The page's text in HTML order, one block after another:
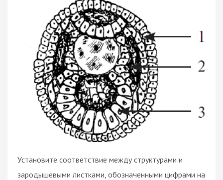
Установите соответствие между структурами и
зародышевыми листками, обозначенными цифрами на